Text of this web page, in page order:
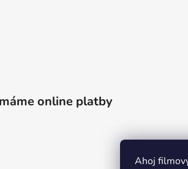
Ahoj
online platby